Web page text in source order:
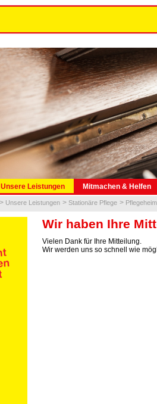
Unsere Leistungen Mitmachen & Helfen
Unsere Leistungen Stationäre Pflege
Wir haben Ihre
Vielen Dank für Ihre Mitteilung.
Wir werden uns so schnell wie